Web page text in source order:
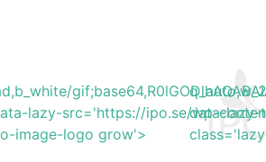
lazy-src='https://ipo.se/wp-
image-logo grow'>
data-lazy-